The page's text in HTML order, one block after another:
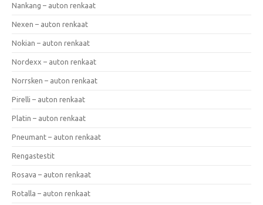
Nankang – auton renkaat
Nexen – auton renkaat
Nokian – auton renkaat
Nordexx – auton renkaat
Norrsken – auton renkaat
Pirelli – auton renkaat
Platin – auton renkaat
Pneumant – auton renkaat
Rengastestit
Rosava – auton renkaat
Rotalla – auton renkaat